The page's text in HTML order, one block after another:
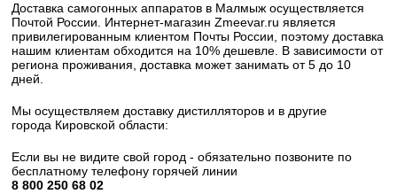
Доставка самогонных аппаратов в Малмыж осуществляется
Почтой России. Интернет-магазин Zmeevar.ru является
привилегированным клиентом Почты России, поэтому доставка
нашим клиентам обходится на 10% дешевле. В зависимости от
региона проживания, доставка может занимать от 5 до 10
дней.
Мы осуществляем доставку дистилляторов и в другие
города Кировской области:
Если вы не видите свой город - обязательно позвоните по
бесплатному телефону горячей линии
8 800 250 68 02​